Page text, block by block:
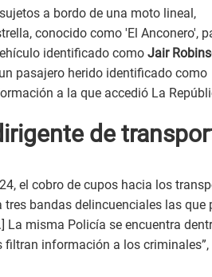
a bordo de una moto lineal,
conocido como 'El Anconero',
identificado como Jair
pasajero herido identificado como
a la que accedió La
de
el cobro de cupos hacia los
bandas delincuenciales las que
La misma Policía se encuentra
filtran información a los criminales”,